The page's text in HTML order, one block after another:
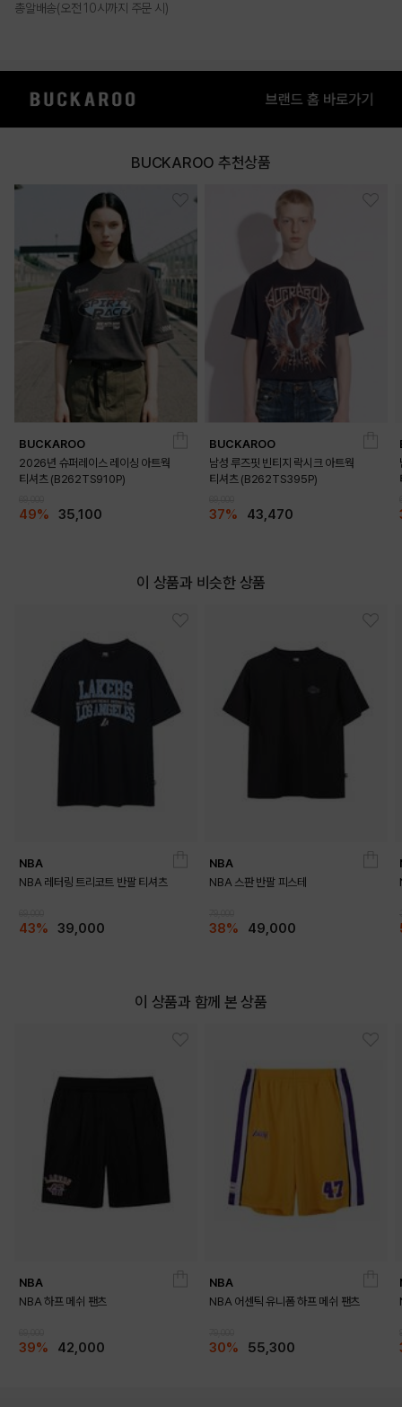
DETAILS
총알배송(오전 10시까지 주문 시)
BUCKAROO 추천상품
BUCKAROO
2026년 슈퍼레이스 레이싱 아트웍
티셔츠 (B262TS910P)
49% 35,100
BUCKAROO
남성 루즈핏 빈티지 락시크 아트웍
티셔츠 (B262TS395P)
37% 43,470
이 상품과 비슷한 상품
NBA
NBA 레터링 트리코트 반팔 티셔츠
43% 39,000
NBA
NBA 스판 반팔 피스테
38% 49,000
이 상품과 함께 본 상품
NBA
NBA 하프 메쉬 팬츠
39% 42,000
NBA
NBA 어센틱 유니폼 하프 메쉬 팬츠
30% 55,300